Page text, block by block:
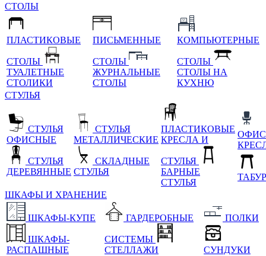
СТОЛЫ
ПЛАСТИКОВЫЕ
СТОЛЫ
ТУАЛЕТНЫЕ
СТОЛИКИ
ПИСЬМЕННЫЕ
СТОЛЫ
ЖУРНАЛЬНЫЕ
СТОЛЫ
КОМПЬЮТЕРНЫЕ
СТОЛЫ
СТОЛЫ НА
КУХНЮ
СТУЛЬЯ
СТУЛЬЯ
ОФИСНЫЕ
СТУЛЬЯ
ДЕРЕВЯННЫЕ
СТУЛЬЯ
МЕТАЛЛИЧЕСКИЕ
СКЛАДНЫЕ
СТУЛЬЯ
ПЛАСТИКОВЫЕ
КРЕСЛА И
СТУЛЬЯ
БАРНЫЕ
СТУЛЬЯ
ШКАФЫ И ХРАНЕНИЕ
ШКАФЫ-КУПЕ
ШКАФЫ-
РАСПАШНЫЕ
ГАРДЕРОБНЫЕ
СИСТЕМЫ
СТЕЛЛАЖИ
ПОЛКИ
СУНДУКИ